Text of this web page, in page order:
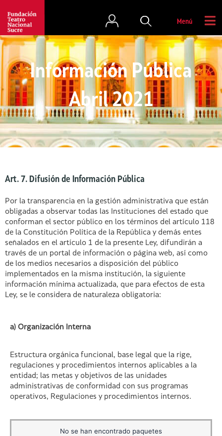
Menú
Información Pública
Abril 2021
Art. 7. Difusión de Información Pública
Por la transparencia en la gestión administrativa que están
obligadas a observar todas las Instituciones del estado que
conforman el sector público en los términos del artículo 118
de la Constitución Política de la República y demás entes
señalados en el artículo 1 de la presente Ley, difundirán a
través de un portal de información o página web, así como
de los medios necesarios a disposición del público
implementados en la misma institución, la siguiente
información mínima actualizada, que para efectos de esta
Ley, se le considera de naturaleza obligatoria:
a) Organización Interna
Estructura orgánica funcional, base legal que la rige,
regulaciones y procedimientos internos aplicables a la
entidad; las metas y objetivos de las unidades
administrativas de conformidad con sus programas
operativos, Regulaciones y procedimientos internos.
No se han encontrado paquetes